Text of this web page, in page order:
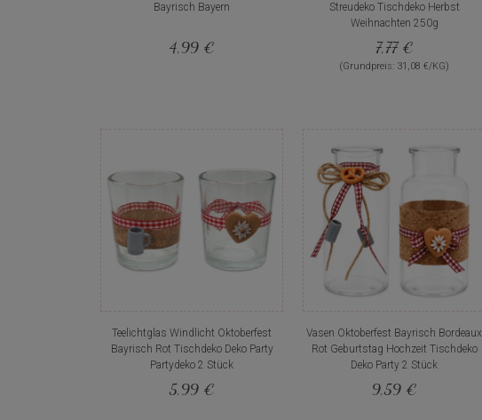
Bayrisch Bayern
4,99 €
Streudeko Tischdeko Herbst
Weihnachten 250g
7,77 €
(Grundpreis: 31,08 €/KG)
Teelichtglas Windlicht Oktoberfest
Bayrisch Rot Tischdeko Deko Party
Partydeko 2 Stück
5,99 €
Vasen Oktoberfest Bayrisch Bordeaux
Rot Geburtstag Hochzeit Tischdeko
Deko Party 2 Stück
9,59 €